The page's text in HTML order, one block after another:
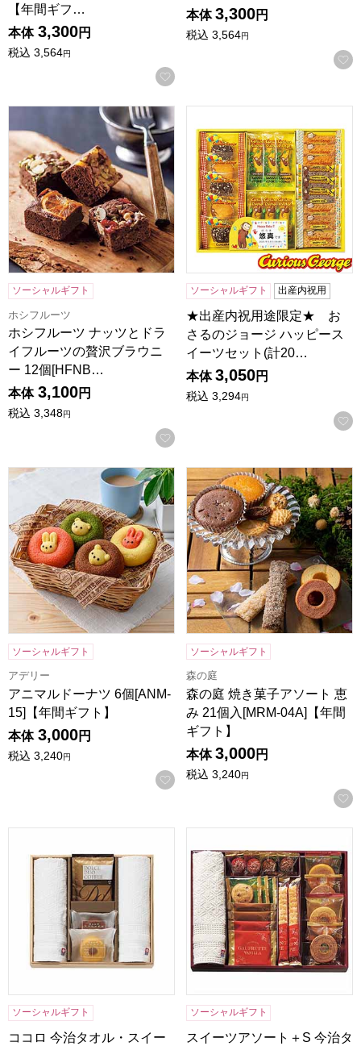
【年間ギフ…
本体 3,300円
税込 3,564円
お気に入りに登録する
本体 3,300円
税込 3,564円
ホシフルーツ ナッツとドライフルーツの贅沢ブラウニー 12
ソーシャルギフト
ホシフルーツ
ホシフルーツ ナッツとドラ
イフルーツの贅沢ブラウニ
ー 12個[HFNB…
本体 3,100円
税込 3,348円
お気に入りに登録する
ソーシャルギフト 出産内祝用
★出産内祝用途限定★ お
さるのジョージ ハッピース
イーツセット(計20…
本体 3,050円
税込 3,294円
アニマルドーナツ 6個[ANM-15]【年間ギフト】
ソーシャルギフト
アデリー
アニマルドーナツ 6個[ANM-
15]【年間ギフト】
本体 3,000円
税込 3,240円
お気に入りに登録する
森の庭 焼き菓子アソート 恵
ソーシャルギフト
森の庭
森の庭 焼き菓子アソート 恵
み 21個入[MRM-04A]【年間
ギフト】
本体 3,000円
税込 3,240円
ソーシャルギフト
ココロ 今治タオル・スイー
ソーシャルギフト
スイーツアソート＋S 今治タ